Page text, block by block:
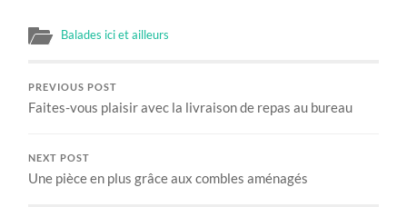
Balades ici et ailleurs
PREVIOUS POST
Faites-vous plaisir avec la livraison de repas au bureau
NEXT POST
Une pièce en plus grâce aux combles aménagés